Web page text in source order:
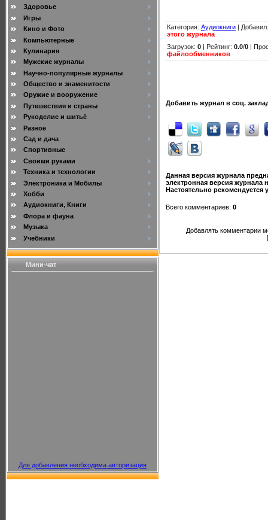
Здоровье
Игры
Кино и Фото
Компьютерные
Кулинария
Мужские журналы
Научно-популярные журналы
Общество и знаменитости
Оружие и вооружение
Путешествия и страны
Рукоделие и шитьё
Разное
Сад и дача
Спортивные
Своими руками
Техника и технологии
Электроника и Мобилы
Хобби
Аудиокниги, Книги
Флора и фауна
Музыка
Учебники
Мини-чат
Для добавления необходима авторизация
Категория: Аудиокниги Добавил
этого журнала
Загрузок: 0 Рейтинг: 0.0/0 |
файлообменников
Добавить журнал в соц.
Данная версия журнала
электронная версия журнала
Настоятельно
Всего комментариев: 0
Добавлять комментарии